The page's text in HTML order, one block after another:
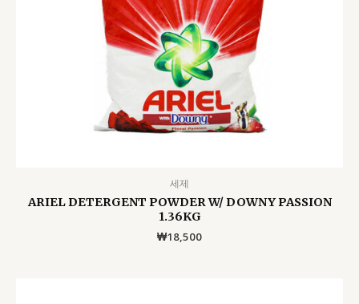
세제
ARIEL DETERGENT POWDER W/ DOWNY PASSION
1.36KG
₩18,500